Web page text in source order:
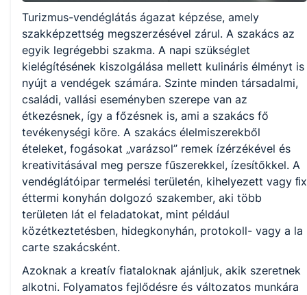
Nem válaszható
KKK/PTT
KKK letöltése (pdf)
PTT letöltése (pdf)
Okleveles technikusképzés
Nem
A képzést indító intézményeink
Székesfehérvári SZC Deák Ferenc Technikum és Szakképző
Iskola (igazgató: Bánfalvi Róbert)
Turizmus-vendéglátás ágazat képzése, amely
szakképzettség megszerzésével zárul. A szakács az
egyik legrégebbi szakma. A napi szükséglet
kielégítésének kiszolgálása mellett kulináris élményt is
nyújt a vendégek számára. Szinte minden társadalmi,
családi, vallási eseményben szerepe van az
étkezésnek, így a főzésnek is, ami a szakács fő
tevékenységi köre. A szakács élelmiszerekből
ételeket, fogásokat „varázsol” remek ízérzékével és
kreativitásával meg persze fűszerekkel, ízesítőkkel. A
vendéglátóipar termelési területén, kihelyezett vagy ﬁx
éttermi konyhán dolgozó szakember, aki több
területen lát el feladatokat, mint például
közétkeztetésben, hidegkonyhán, protokoll- vagy a la
carte szakácsként.
Azoknak a kreatív fiataloknak ajánljuk, akik szeretnek
alkotni. Folyamatos fejlődésre és változatos munkára